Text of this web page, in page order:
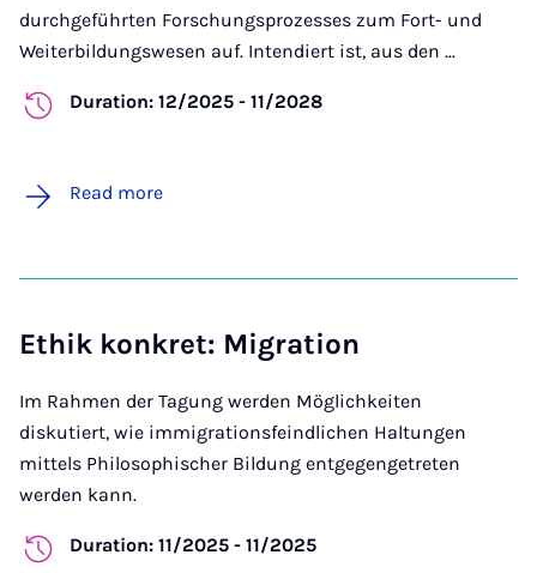
durchgeführten Forschungsprozesses zum Fort- und
Weiterbildungswesen auf. Intendiert ist, aus den ...
Duration: 12/2025 - 11/2028
Read more
Ethik konkret: Migration
Im Rahmen der Tagung werden Möglichkeiten
diskutiert, wie immigrationsfeindlichen Haltungen
mittels Philosophischer Bildung entgegengetreten
werden kann.
Duration: 11/2025 - 11/2025